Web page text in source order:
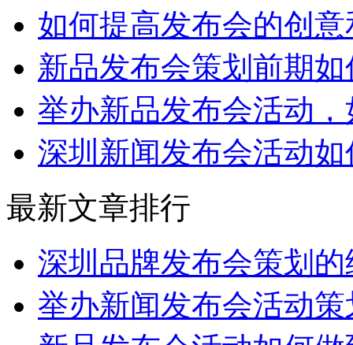
如何提高发布会的创
新品发布会策划前期
举办新品发布会活动
深圳新闻发布会活动
最新文章排行
深圳品牌发布会策划
举办新闻发布会活动